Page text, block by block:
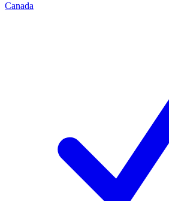
Canada